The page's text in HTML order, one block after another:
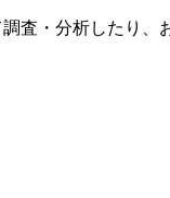
査・分析したり